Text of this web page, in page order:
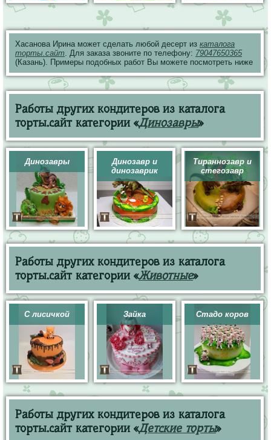
Хасанова Ирина может сделать любой десерт из каталога
торты.сайт. Для заказа звоните по телефону: 79047650365
(Казань). Примеры подобных работ Вы можете посмотреть ниже
Работы других кондитеров из каталога
торты.сайт категории «Динозавры»
Динозавры
Динозавр и
динозаврик
Тираннозавр и
стегозавр
Работы других кондитеров из каталога
торты.сайт категории «Животные»
С лисичкой Зайка Стадо коров
Работы других кондитеров из каталога
торты.сайт категории «Детские торты»